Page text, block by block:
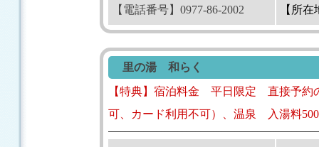
【電話番号】0977-86-2002 【所在
里の湯 和らく
【特典】宿泊料金 平日限定 直接予約
可、カード利用不可）、温泉 入湯料